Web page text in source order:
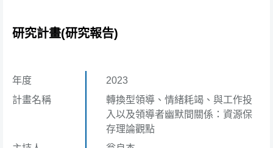
研究計畫(研究報告)
年度
2023
計畫名稱
轉換型領導、情緒耗竭、與工作投
入以及領導者幽默間關係：資源保
存理論觀點